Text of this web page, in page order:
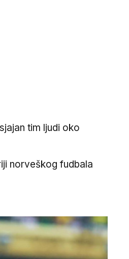
tim ljudi oko
norveškog fudbala